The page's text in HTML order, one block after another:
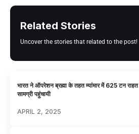
Related Stories
Uncover the stories that related to the post!
भारत ने ऑपरेशन ब्रह्मा के तहत म्यांमार में 625 टन राहत
सामग्री पहुंचायी
APRIL 2, 2025